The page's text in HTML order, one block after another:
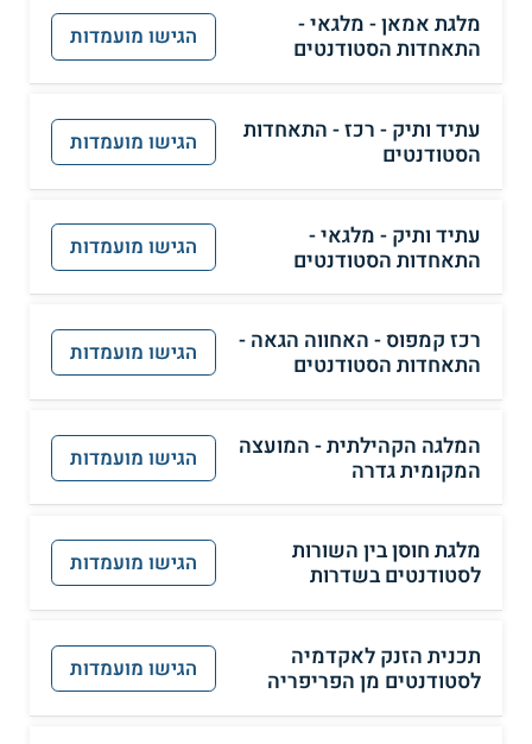
מלגת אמאן - מלגאי -
התאחדות הסטודנטים
הגישו מועמדות
עתיד ותיק - רכז - התאחדות
הסטודנטים
הגישו מועמדות
עתיד ותיק - מלגאי -
התאחדות הסטודנטים
הגישו מועמדות
רכז קמפוס - האחווה הגאה -
התאחדות הסטודנטים
הגישו מועמדות
המלגה הקהילתית - המועצה
המקומית גדרה
הגישו מועמדות
מלגת חוסן בין השורות
לסטודנטים בשדרות
הגישו מועמדות
תכנית הזנק לאקדמיה
לסטודנטים מן הפריפריה
הגישו מועמדות